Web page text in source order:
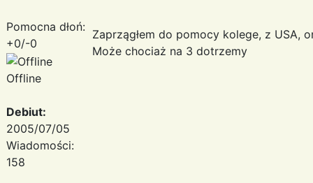
Pomocna dłoń:
+0/-0
Offline
Debiut:
2005/07/05
Wiadomości:
158
Zaprzągłem do pomocy kolege, z USA,
Może chociaż na 3 dotrzemy